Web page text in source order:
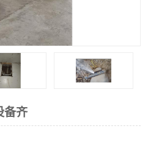
备齐